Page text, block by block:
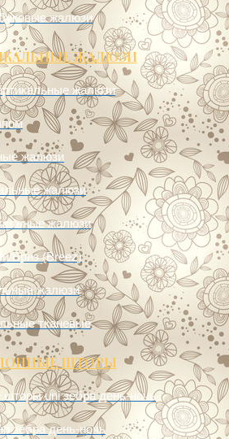
жалюзи
ЖАЛЮЗИ
жалюзи
жалюзи
жалюзи
жалюзи
Бриз (Breez)
жалюзи
тканевые
ШТОРЫ
uni зебра день-ночь
зебра день-ночь